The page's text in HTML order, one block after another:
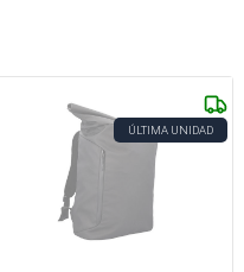
ÚLTIMA UNIDAD